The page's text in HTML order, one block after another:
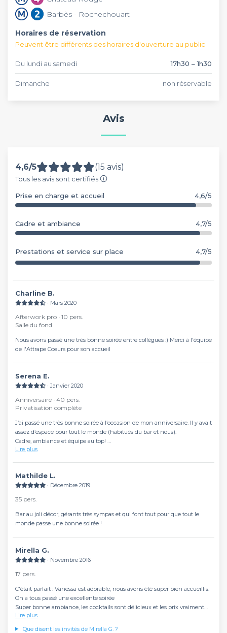
Barbès - Rochechouart
Horaires de réservation
Peuvent être différents des horaires d'ouverture au public
Du lundi au samedi 17h30 – 1h30
Dimanche non réservable
Avis
4,6/5 (15 avis)
Tous les avis sont certifiés.
Prise en charge et accueil 4,6/5
Cadre et ambiance 4,7/5
Prestations et service sur place 4,7/5
Charline B.
∙ Mars 2020
Afterwork pro ∙ 10 pers.
Salle du fond
Nous avons passé une très bonne soirée entre collègues :) Merci à l'équipe
de l'Attrape Coeurs pour son accueil
Serena E.
∙ Janvier 2020
Anniversaire ∙ 40 pers.
Privatisation complète
J‘ai passé une très bonne soirée à l’occasion de mon anniversaire. Il y avait
assez d’espace pour tout le monde (habitués du bar et nous).
Cadre, ambiance et équipe au top!
PS : juste un manque de variétés niveau fromages dans la planche servie
Lire plus
Mathilde L.
∙ Décembre 2019
35 pers.
Bar au joli décor, gérants très sympas et qui font tout pour que tout le
monde passe une bonne soirée !
Mirella G.
∙ Novembre 2016
17 pers.
C'était parfait : Vanessa est adorable, nous avons été super bien accueillis.
On a tous passé une excellente soirée
Super bonne ambiance, les cocktails sont délicieux et les prix vraiment
raisonnables.
Lire plus
Que disent les invités de Mirella G. ?